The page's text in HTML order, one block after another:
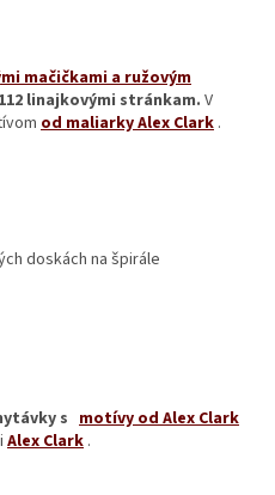
mačičkami a ružovým
linajkovými stránkam. V
od maliarky Alex Clark .
doskách na špirále
s motívy od Alex Clark
Alex Clark .